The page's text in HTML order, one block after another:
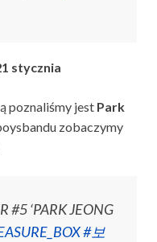
stycznia
poznaliśmy jest Park
zobaczymy
#5 ‘PARK JEONG
#보